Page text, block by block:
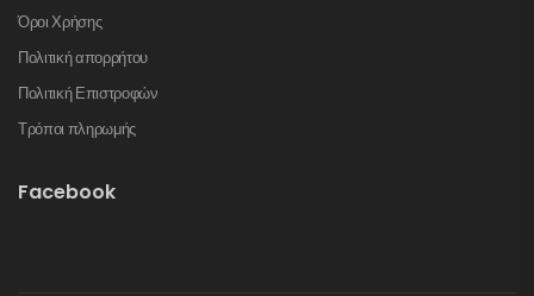
Όροι Χρήσης
Πολιτική απορρήτου
Πολιτική Επιστροφών
Τρόποι πληρωμής
Facebook